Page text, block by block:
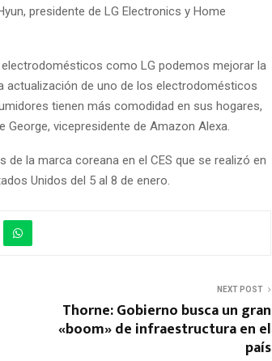
presidente de LG Electronics y Home
como LG podemos mejorar la
de uno de los electrodomésticos
tienen más comodidad en sus hogares,
George, vicepresidente de Amazon Alexa.
la marca coreana en el CES que se realizó en
Unidos del 5 al 8 de enero.
NEXT POST
Thorne: Gobierno busca un gran
«boom» de infraestructura en el
país